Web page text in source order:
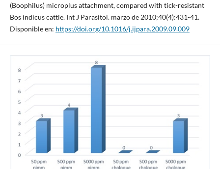
(Boophilus) microplus attachment, compared with tick-resistant
Bos indicus cattle. Int J Parasitol. marzo de 2010;40(4):431-41.
Disponible en: https://doi.org/10.1016/j.ijpara.2009.09.009